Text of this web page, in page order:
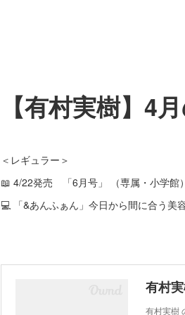
【有村実樹】4
＜レギュラー＞
📖 4/22発売 「6月号」 （専属・小学館）
💻 「&あんふぁん」今日から間に合う美
有村
有村実樹